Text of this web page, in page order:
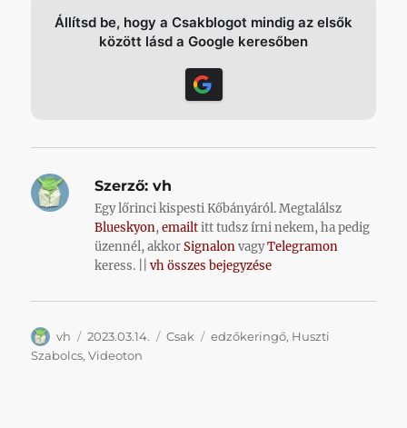
Állítsd be, hogy a Csakblogot mindig az elsők
között lásd a Google keresőben
Szerző: vh
Egy lőrinci kispesti Kőbányáról. Megtalálsz
Blueskyon,emailtitt tudsz írni nekem, ha pedig
üzennél, akkorSignalonvagyTelegramon
keress. ||vh összes bejegyzése
Szerző
vh Közzétéve
2023.03.14. Kategória
Csak Címke
edzőkeringő, Huszti
Szabolcs,Videoton